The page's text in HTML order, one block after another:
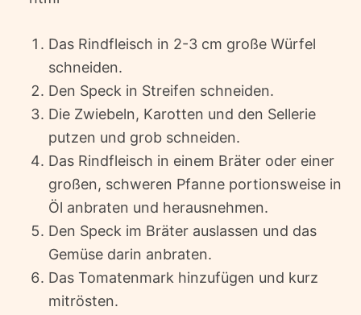
Das Rindfleisch in 2-3 cm große Würfel
schneiden.
Den Speck in Streifen schneiden.
Die Zwiebeln, Karotten und den Sellerie
putzen und grob schneiden.
Das Rindfleisch in einem Bräter oder einer
großen, schweren Pfanne portionsweise in
Öl anbraten und herausnehmen.
Den Speck im Bräter auslassen und das
Gemüse darin anbraten.
Das Tomatenmark hinzufügen und kurz
mitrösten.